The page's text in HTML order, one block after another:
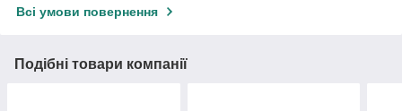
Всі умови повернення
Подібні товари компанії